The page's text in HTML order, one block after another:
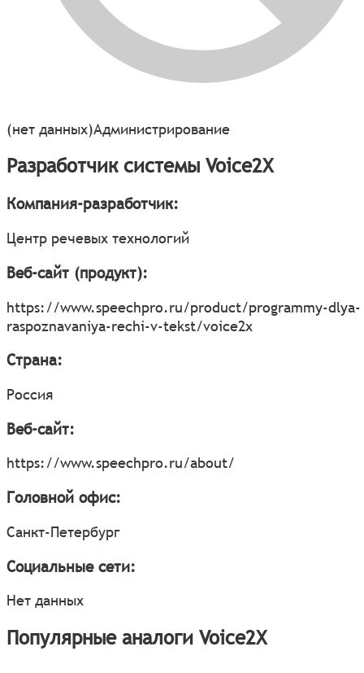
(нет данных)Администрирование
Разработчик системы Voice2X
Компания-разработчик:
Центр речевых технологий
Веб-сайт (продукт):
https://www.speechpro.ru/product/programmy-dlya-
raspoznavaniya-rechi-v-tekst/voice2x
Страна:
Россия
Веб-сайт:
https://www.speechpro.ru/about/
Головной офис:
Санкт-Петербург
Социальные сети:
Нет данных
Популярные аналоги Voice2X